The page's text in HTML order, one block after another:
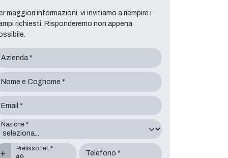
maggiori informazioni, vi invitiamo a riempire i
richiesti. Risponderemo non appena
Azienda *
Nome e Cognome *
Email *
Nazione *
+
Prefisso tel. *
Telefono *